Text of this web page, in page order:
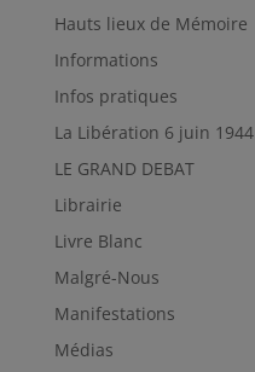
Hauts lieux de Mémoire
Informations
Infos pratiques
La Libération 6 juin 1944
LE GRAND DEBAT
Librairie
Livre Blanc
Malgré-Nous
Manifestations
Médias